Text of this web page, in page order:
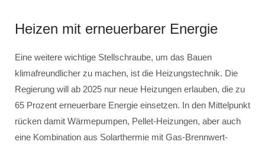
Heizen mit erneuerbarer Energie
Eine weitere wichtige Stellschraube, um das Bauen
klimafreundlicher zu machen, ist die Heizungstechnik. Die
Regierung will ab 2025 nur neue Heizungen erlauben, die zu
65 Prozent erneuerbare Energie einsetzen. In den Mittelpunkt
rücken damit Wärmepumpen, Pellet-Heizungen, aber auch
eine Kombination aus Solarthermie mit Gas-Brennwert-